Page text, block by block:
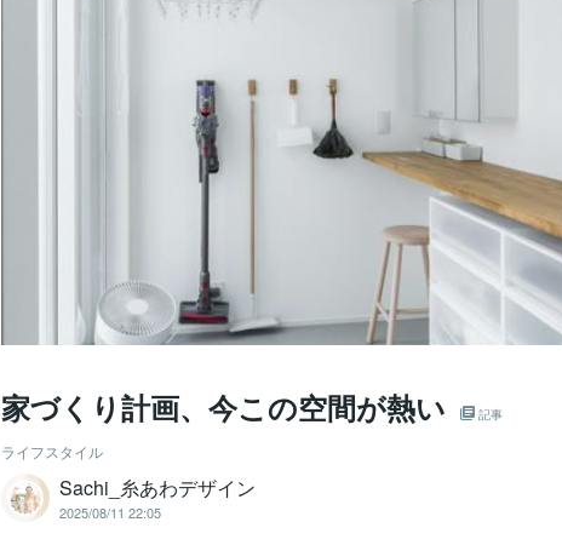
家づくり計画、今この空間が熱い 記事
ライフスタイル
Sachi_糸あわデザイン
2025/08/11 22:05